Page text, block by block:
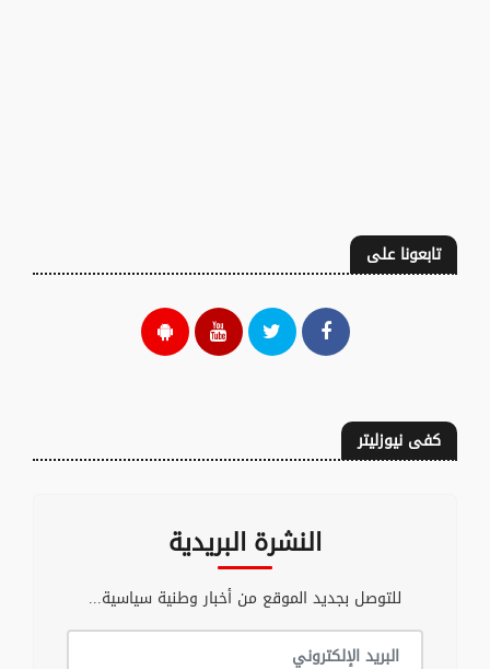
تابعونا على
كفى نيوزليتر
النشرة البريدية
للتوصل بجديد الموقع من أخبار وطنية سياسية...